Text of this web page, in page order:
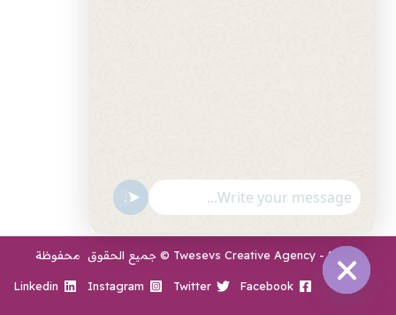
انضم لفريق العمل
2026 - Twesevs Creative Agency © جميع الحقوق محفوظة
Facebook
Twitter
Instagram
Linkedin
Hide
"+chaty_settings.lang.emoji_picker+"
undefined